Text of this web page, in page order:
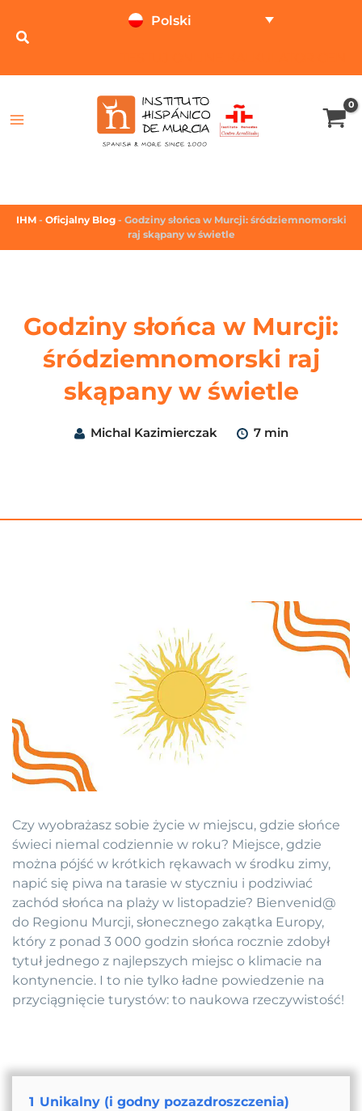
Polski
IHM - Oficjalny Blog - Godziny słońca w Murcji: śródziemnomorski
raj skąpany w świetle
Godziny słońca w Murcji:
śródziemnomorski raj
skąpany w świetle
Michal Kazimierczak 7 min
Czy wyobrażasz sobie życie w miejscu, gdzie słońce
świeci niemal codziennie w roku? Miejsce, gdzie
można pójść w krótkich rękawach w środku zimy,
napić się piwa na tarasie w styczniu i podziwiać
zachód słońca na plaży w listopadzie? Bienvenid@
do Regionu Murcji, słonecznego zakątka Europy,
który z ponad 3 000 godzin słońca rocznie zdobył
tytuł jednego z najlepszych miejsc o klimacie na
kontynencie. I to nie tylko ładne powiedzenie na
przyciągnięcie turystów: to naukowa rzeczywistość!
1 Unikalny (i godny pozazdroszczenia)